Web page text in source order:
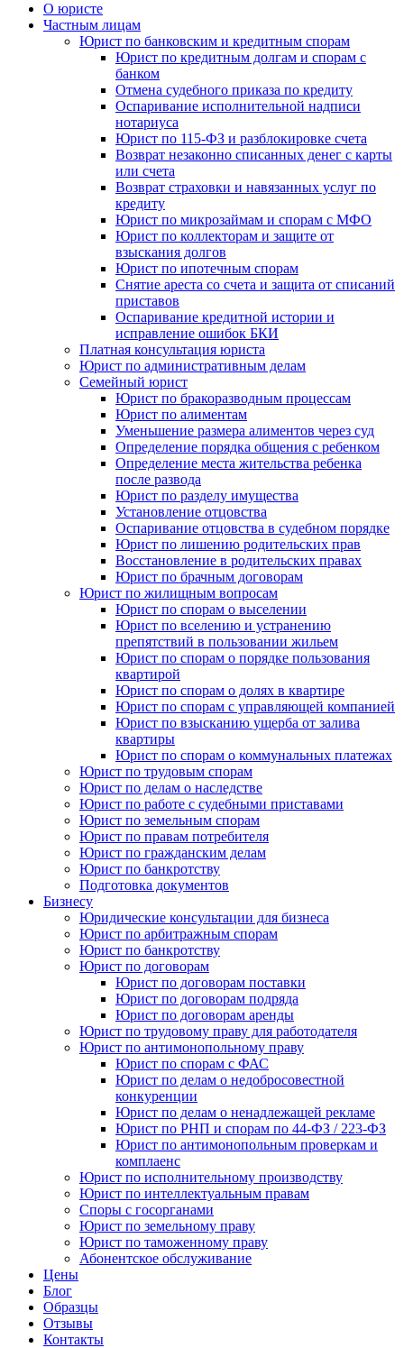
О юристе
Частным лицам
Юрист по банковским и кредитным спорам
Юрист по кредитным долгам и спорам с
банком
Отмена судебного приказа по кредиту
Оспаривание исполнительной надписи
нотариуса
Юрист по 115-ФЗ и разблокировке счета
Возврат незаконно списанных денег с карты
или счета
Возврат страховки и навязанных услуг по
кредиту
Юрист по микрозаймам и спорам с МФО
Юрист по коллекторам и защите от
взыскания долгов
Юрист по ипотечным спорам
Снятие ареста со счета и защита от списаний
приставов
Оспаривание кредитной истории и
исправление ошибок БКИ
Платная консультация юриста
Юрист по административным делам
Семейный юрист
Юрист по бракоразводным процессам
Юрист по алиментам
Уменьшение размера алиментов через суд
Определение порядка общения с ребенком
Определение места жительства ребенка
после развода
Юрист по разделу имущества
Установление отцовства
Оспаривание отцовства в судебном порядке
Юрист по лишению родительских прав
Восстановление в родительских правах
Юрист по брачным договорам
Юрист по жилищным вопросам
Юрист по спорам о выселении
Юрист по вселению и устранению
препятствий в пользовании жильем
Юрист по спорам о порядке пользования
квартирой
Юрист по спорам о долях в квартире
Юрист по спорам с управляющей компанией
Юрист по взысканию ущерба от залива
квартиры
Юрист по спорам о коммунальных платежах
Юрист по трудовым спорам
Юрист по делам о наследстве
Юрист по работе с судебными приставами
Юрист по земельным спорам
Юрист по правам потребителя
Юрист по гражданским делам
Юрист по банкротству
Подготовка документов
Бизнесу
Юридические консультации для бизнеса
Юрист по арбитражным спорам
Юрист по банкротству
Юрист по договорам
Юрист по договорам поставки
Юрист по договорам подряда
Юрист по договорам аренды
Юрист по трудовому праву для работодателя
Юрист по антимонопольному праву
Юрист по спорам с ФАС
Юрист по делам о недобросовестной
конкуренции
Юрист по делам о ненадлежащей рекламе
Юрист по РНП и спорам по 44-ФЗ / 223-ФЗ
Юрист по антимонопольным проверкам и
комплаенс
Юрист по исполнительному производству
Юрист по интеллектуальным правам
Споры с госорганами
Юрист по земельному праву
Юрист по таможенному праву
Абонентское обслуживание
Цены
Блог
Образцы
Отзывы
Контакты